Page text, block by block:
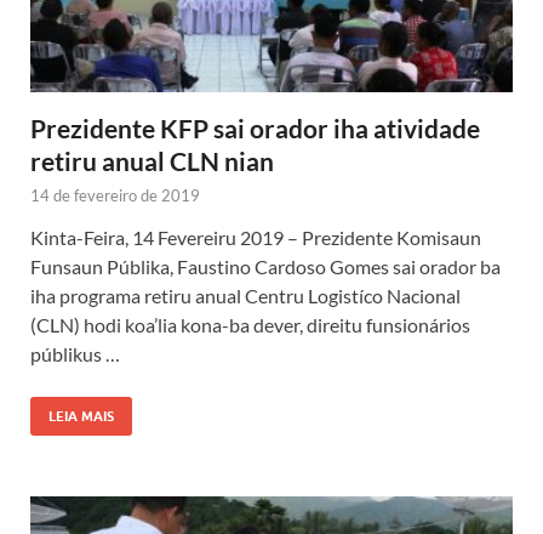
Prezidente KFP sai orador iha atividade
retiru anual CLN nian
14 de fevereiro de 2019
Kinta-Feira, 14 Fevereiru 2019 – Prezidente Komisaun
Funsaun Públika, Faustino Cardoso Gomes sai orador ba
iha programa retiru anual Centru Logistíco Nacional
(CLN) hodi koa’lia kona-ba dever, direitu funsionários
públikus …
LEIA MAIS